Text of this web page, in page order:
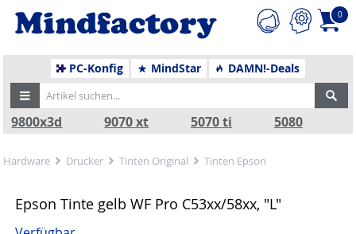
0
PC-Konfig MindStar DAMN!-Deals
9800x3d 9070 xt 5070 ti 5080
Hardware Drucker Tinten Original Tinten Epson
Epson Tinte gelb WF Pro C53xx/58xx, "L"